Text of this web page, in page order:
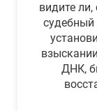
видите
судебный
ДНК,